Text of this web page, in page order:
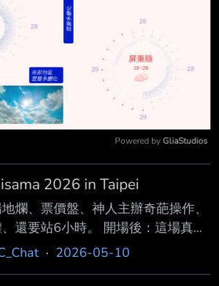
Powered by GliaStudios
2026 in Taipei
爛、票價盤、神人主辦奇葩操作、
還要站6小時。 開場後：這場真的
值回票價。這一生沒想到的各種聯
· 2026-05-10